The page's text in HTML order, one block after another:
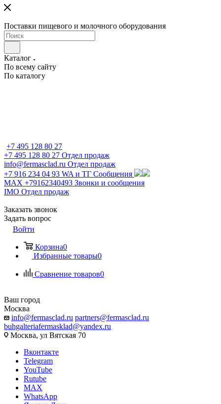
Поставки пищевого и молочного оборудования
Каталог
По всему сайту
По каталогу
+7 495 128 80 27
+7 495 128 80 27 Отдел продаж
info@fermasclad.ru Отдел продаж
+7 916 234 04 93 WA и ТГ Сообщения
MAX +79162340493 Звонки и сообщения
IMO Отдел продаж
Заказать звонок
Задать вопрос
Войти
Корзина0
Избранные товары0
Сравнение товаров0
Ваш город
Москва
info@fermasclad.ru partners@fermasclad.ru
buhgalteriafermasklad@yandex.ru
Москва, ул Вятская 70
Вконтакте
Telegram
YouTube
Rutube
MAX
WhatsApp